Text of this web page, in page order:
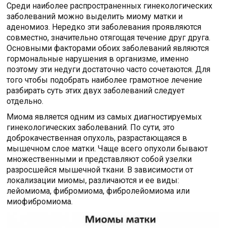
Среди наиболее распространенных гинекологических
заболеваний можно выделить миому матки и
аденомиоз. Нередко эти заболевания проявляются
совместно, значительно отягощая течение друг друга.
Основными факторами обоих заболеваний являются
гормональные нарушения в организме, именно
поэтому эти недуги достаточно часто сочетаются. Для
того чтобы подобрать наиболее грамотное лечение
разбирать суть этих двух заболеваний следует
отдельно.
Миома является одним из самых диагностируемых
гинекологических заболеваний. По сути, это
доброкачественная опухоль, разрастающаяся в
мышечном слое матки. Чаще всего опухоли бывают
множественными и представляют собой узелки
разросшейся мышечной ткани. В зависимости от
локализации миомы, различаются и ее виды:
лейомиома, фибромиома, фибролейомиома или
миофибромиома.